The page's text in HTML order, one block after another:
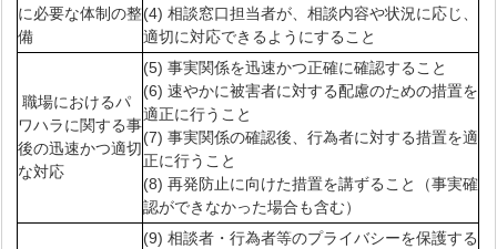
に必要な体制の整
備
(4) 相談窓口担当者が、相談内容や状況に応じ、
適切に対応できるようにすること
職場におけるパ
ワハラに関する事
後の迅速かつ適切
な対応
(5) 事実関係を迅速かつ正確に確認すること
(6) 速やかに被害者に対する配慮のための措置を
適正に行うこと
(7) 事実関係の確認後、行為者に対する措置を適
正に行うこと
(8) 再発防止に向けた措置を講ずること（事実確
認ができなかった場合も含む）
(9) 相談者・行為者等のプライバシーを保護する